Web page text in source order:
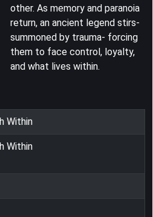
other. As memory and paranoia
return, an ancient legend stirs-
summoned by trauma- forcing
them to face control, loyalty,
and what lives within.
Within
Within